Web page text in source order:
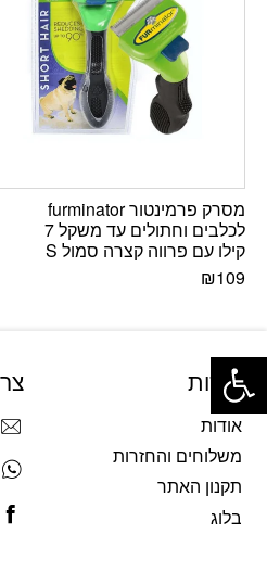
מסרק פרמינטור furminator
לכלבים וחתולים עד משקל 7
קילו עם פרווה קצרה סמול S
₪109
אודות
אודות
משלוחים והחזרות
תקנון האתר
בלוג
פתח סרגל נגישות